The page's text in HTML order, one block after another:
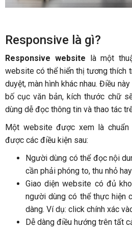
Responsive là gì?
Responsive website là một
website có thể hiển thị tương thích
duyệt, màn hình khác nhau. Điều
bố cục văn bản, kích thước chữ
dùng dễ đọc thông tin và thao tác
Một website được xem là
được các điều kiện sau:
Người dùng có thể đọc nội
cần phải phóng to, thu nhỏ
Giao diện website có đủ
người dùng có thể thực hiện
dàng. Ví dụ: click chính xác
Dễ dàng điều hướng trên tất